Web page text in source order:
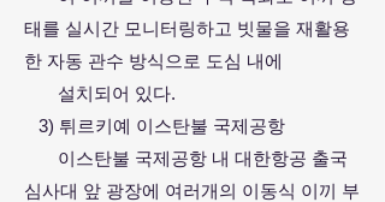
태를 실시간 모니터링하고 빗물을 재활용
한 자동 관수 방식으로 도심 내에
설치되어 있다.
3) 튀르키예 이스탄불 국제공항
이스탄불 국제공항 내 대한항공 출국
심사대 앞 광장에 여러개의 이동식 이끼 부